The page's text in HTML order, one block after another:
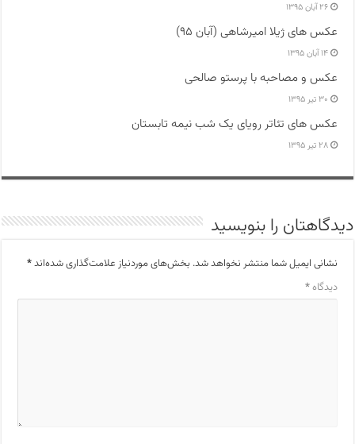
۲۶ آبان ۱۳۹۵
عکس های ژیلا امیرشاهی (آبان ۹۵)
۱۴ آبان ۱۳۹۵
عکس و مصاحبه با پرستو صالحی
۳۰ تیر ۱۳۹۵
عکس های تئاتر رویای یک شب نیمه تابستان
۲۸ تیر ۱۳۹۵
دیدگاهتان را بنویسید
نشانی ایمیل شما منتشر نخواهد شد. بخش‌های موردنیاز علامت‌گذاری شده‌اند*
دیدگاه*